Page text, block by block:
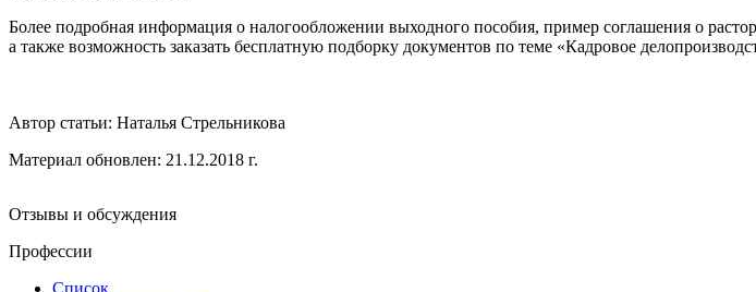
Более подробная информация о налогообложении выходного пособия, пример соглашения о
а также возможность заказать бесплатную подборку документов по теме «Кадровое
Автор статьи: Наталья Стрельникова
Материал обновлен: 21.12.2018 г.
Отзывы и обсуждения
Профессии
Список